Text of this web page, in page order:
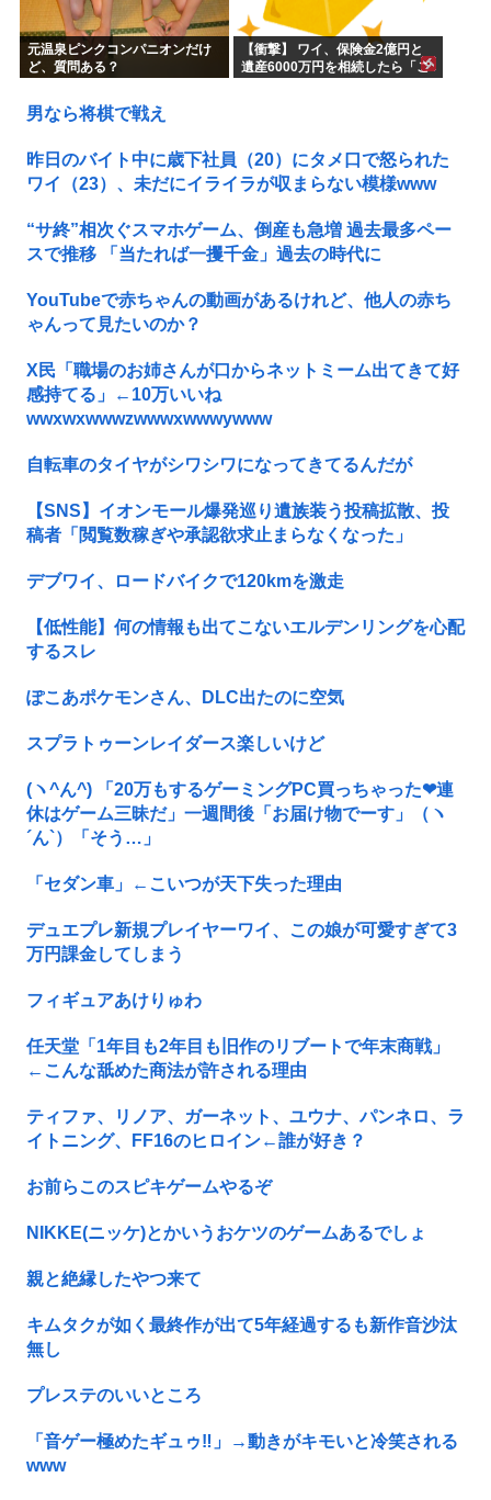
元温泉ピンクコンパニオンだけ
ど、質問ある？
【衝撃】 ワイ、保険金2億円と
遺産6000万円を相続したら「こ
男なら将棋で戦え
昨日のバイト中に歳下社員（20）にタメ口で怒られた
ワイ（23）、未だにイライラが収まらない模様www
“サ終”相次ぐスマホゲーム、倒産も急増 過去最多ペー
スで推移 「当たれば一攫千金」過去の時代に
YouTubeで赤ちゃんの動画があるけれど、他人の赤ち
ゃんって見たいのか？
X民「職場のお姉さんが口からネットミーム出てきて好
感持てる」←10万いいね
wwxwxwwwzwwwxwwwywww
自転車のタイヤがシワシワになってきてるんだが
【SNS】イオンモール爆発巡り遺族装う投稿拡散、投
稿者「閲覧数稼ぎや承認欲求止まらなくなった」
デブワイ、ロードバイクで120kmを激走
【低性能】何の情報も出てこないエルデンリングを心配
するスレ
ぽこあポケモンさん、DLC出たのに空気
スプラトゥーンレイダース楽しいけど
(ヽ^ん^) 「20万もするゲーミングPC買っちゃった❤連
休はゲーム三昧だ」一週間後「お届け物でーす」（ヽ
´ん`）「そう…」
「セダン車」←こいつが天下失った理由
デュエプレ新規プレイヤーワイ、この娘が可愛すぎて3
万円課金してしまう
フィギュアあけりゅわ
任天堂「1年目も2年目も旧作のリブートで年末商戦」
←こんな舐めた商法が許される理由
ティファ、リノア、ガーネット、ユウナ、パンネロ、ラ
イトニング、FF16のヒロイン←誰が好き？
お前らこのスピキゲームやるぞ
NIKKE(ニッケ)とかいうおケツのゲームあるでしょ
親と絶縁したやつ来て
キムタクが如く最終作が出て5年経過するも新作音沙汰
無し
プレステのいいところ
「音ゲー極めたギュゥ‼️」→動きがキモいと冷笑される
www